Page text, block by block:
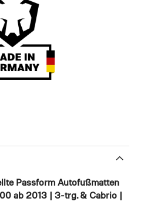
Passform Autofußmatten
ab 2013 | 3-trg. & Cabrio |